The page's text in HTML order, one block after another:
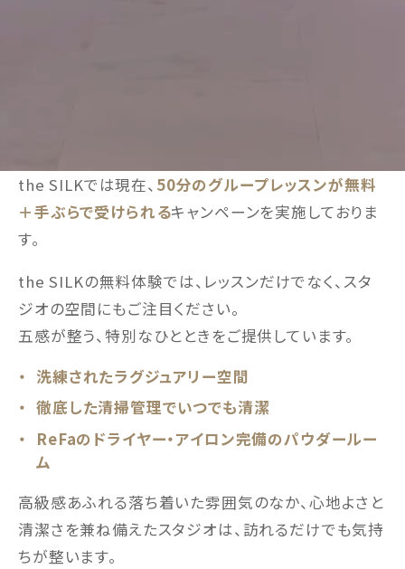
the SILKでは現在、 50分のグループレッスンが無料
＋手ぶらで受けられるキャンペーンを実施しておりま
す。
the SILKの無料体験では、レッスンだけでなく、スタ
ジオの空間にもご注目ください。
五感が整う、特別なひとときをご提供しています。
洗練されたラグジュアリー空間
徹底した清掃管理でいつでも清潔
ReFaのドライヤー・アイロン完備のパウダールー
ム
高級感あふれる落ち着いた雰囲気のなか、心地よさと
清潔さを兼ね備えたスタジオは、訪れるだけでも気持
ちが整います。